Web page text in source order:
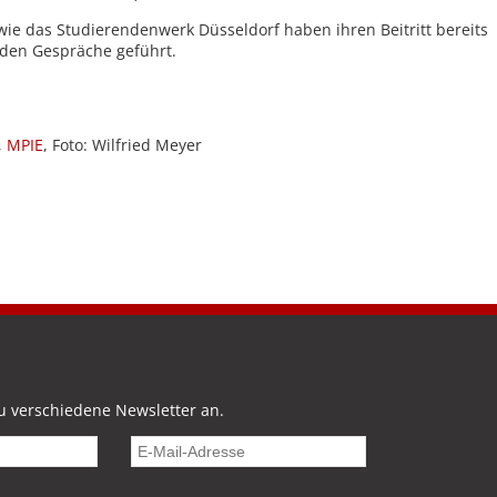
das Studierendenwerk Düsseldorf haben ihren Beitritt bereits
Gespräche geführt.
MPIE, Foto: Wilfried Meyer
verschiedene Newsletter an.